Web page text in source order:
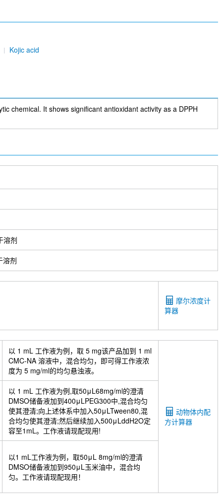
Kojic acid
chemical. It shows significant antioxidant activity as a DPPH
溶剂
溶剂
摩尔浓度计
算器
动物体内配
方计算器
以 1 mL 工作液为例，取 5 mg该产品加到 1 ml
CMC-NA 溶液中，混合均匀，即可得工作液浓
度为 5 mg/ml的均匀悬浊液。
以 1 mL 工作液为例,取50μL68mg/ml的澄清
DMSO储备液加到400μLPEG300中,混合均匀
使其澄清;向上述体系中加入50μLTween80,混
合均匀使其澄清;然后继续加入500μLddH2O定
容至1mL。工作液请现配现用!
以1 mL工作液为例，取50μL 8mg/ml的澄清
DMSO储备液加到950μL玉米油中，混合均
匀。工作液请现配现用！